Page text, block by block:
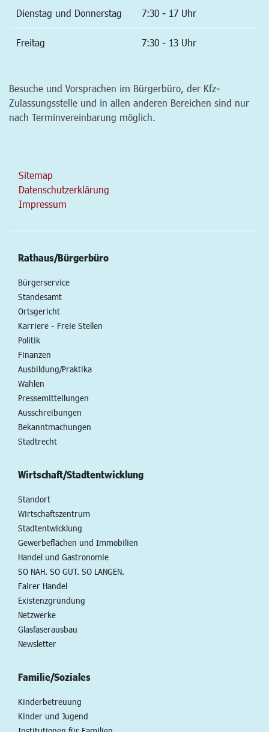
Dienstag und Donnerstag 7:30 - 17 Uhr
Freitag 7:30 - 13 Uhr
Besuche und Vorsprachen im Bürgerbüro, der Kfz-
Zulassungsstelle und in allen anderen Bereichen sind nur
nach Terminvereinbarung möglich.
Sitemap
Datenschutzerklärung
Impressum
Rathaus/Bürgerbüro
Bürgerservice
Standesamt
Ortsgericht
Karriere - Freie Stellen
Politik
Finanzen
Ausbildung/Praktika
Wahlen
Pressemitteilungen
Ausschreibungen
Bekanntmachungen
Stadtrecht
Wirtschaft/Stadtentwicklung
Standort
Wirtschaftszentrum
Stadtentwicklung
Gewerbeflächen und Immobilien
Handel und Gastronomie
SO NAH. SO GUT. SO LANGEN.
Fairer Handel
Existenzgründung
Netzwerke
Glasfaserausbau
Newsletter
Familie/Soziales
Kinderbetreuung
Kinder und Jugend